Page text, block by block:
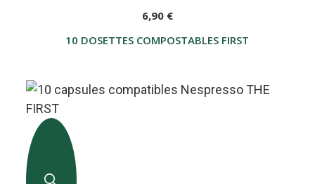
10 DOSETTES COMPOSTABLES FIRST (E.S.E. 44
6,90 €